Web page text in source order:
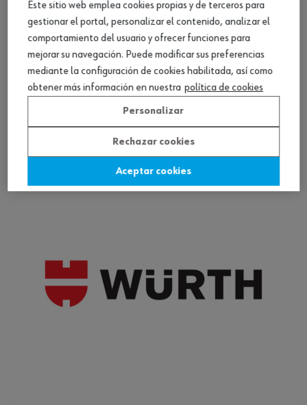
Maletín vacío para DSK 1555
Ver producto
Este sitio web emplea cookies propias y de terceros para
gestionar el portal, personalizar el contenido, analizar el
comportamiento del usuario y ofrecer funciones para
mejorar su navegación. Puede modificar sus preferencias
mediante la configuración de cookies habilitada, así como
obtener más información en nuestra política de cookies
Personalizar
Rechazar cookies
Aceptar cookies